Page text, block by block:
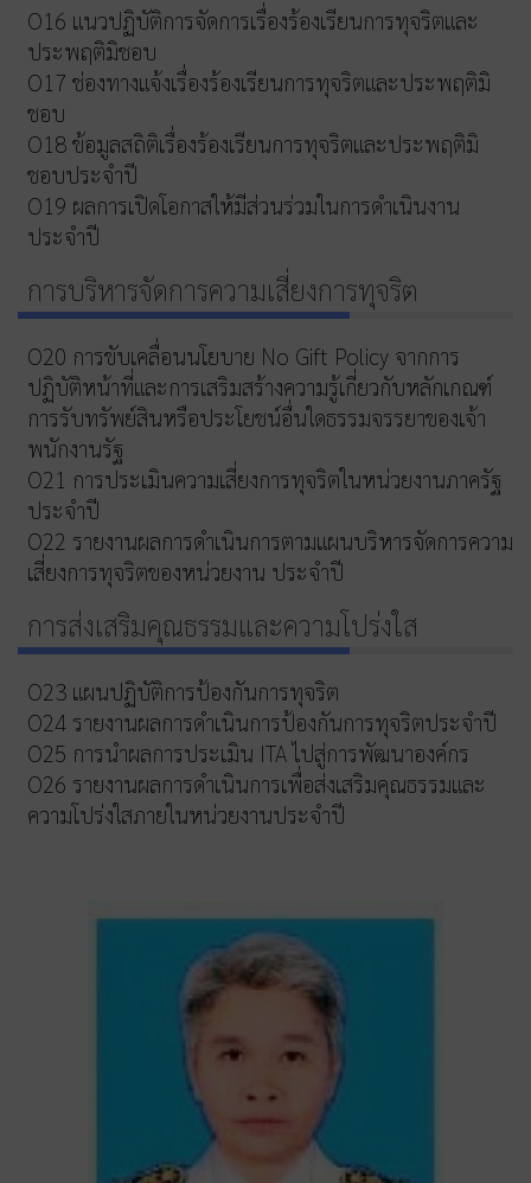
O16 แนวปฏิบัติการจัดการเรื่องร้องเรียนการทุจริตและ
ประพฤติมิชอบ
O17 ช่องทางแจ้งเรื่องร้องเรียนการทุจริตและประพฤติมิ
ชอบ
O18 ข้อมูลสถิติเรื่องร้องเรียนการทุจริตและประพฤติมิ
ชอบประจำปี
O19 ผลการเปิดโอกาสให้มีส่วนร่วมในการดำเนินงาน
ประจำปี
การบริหารจัดการความเสี่ยงการทุจริต
O20 การขับเคลื่อนนโยบาย No Gift Policy จากการ
ปฏิบัติหน้าที่และการเสริมสร้างความรู้เกี่ยวกับหลักเกณฑ์
การรับทรัพย์สินหรือประโยชน์อื่นใดธรรมจรรยาของเจ้า
พนักงานรัฐ
O21 การประเมินความเสี่ยงการทุจริตในหน่วยงานภาครัฐ
ประจำปี
O22 รายงานผลการดำเนินการตามแผนบริหารจัดการความ
เสี่ยงการทุจริตของหน่วยงาน ประจำปี
การส่งเสริมคุณธรรมและความโปร่งใส
O23 แผนปฏิบัติการป้องกันการทุจริต
O24 รายงานผลการดำเนินการป้องกันการทุจริตประจำปี
O25 การนำผลการประเมิน ITA ไปสู่การพัฒนาองค์กร
O26 รายงานผลการดำเนินการเพื่อส่งเสริมคุณธรรมและ
ความโปร่งใสภายในหน่วยงานประจำปี